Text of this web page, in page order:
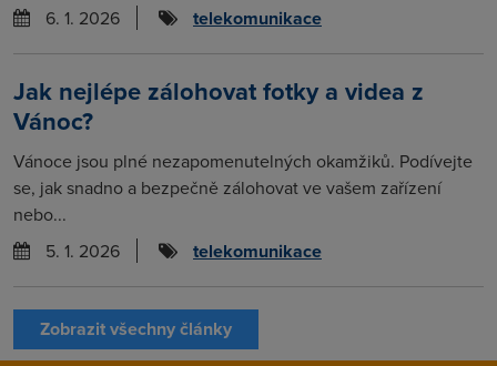
6. 1. 2026
telekomunikace
Jak nejlépe zálohovat fotky a videa z
Vánoc?
Vánoce jsou plné nezapomenutelných okamžiků. Podívejte
se, jak snadno a bezpečně zálohovat ve vašem zařízení
nebo...
5. 1. 2026
telekomunikace
Zobrazit všechny články